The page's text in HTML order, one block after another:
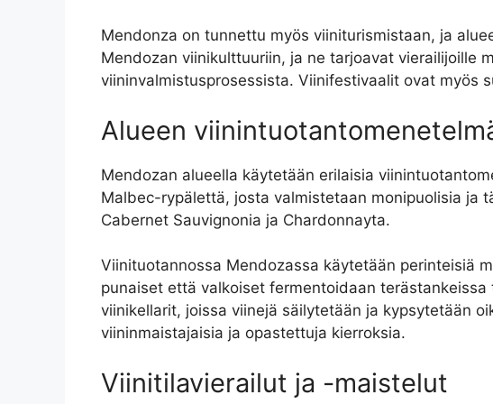
Mendonza on tunnettu myös viiniturismistaan, ja
Mendozan viinikulttuuriin, ja ne tarjoavat vierailijoille
viininvalmistusprosessista. Viinifestivaalit ovat myös
Alueen
Mendozan alueella käytetään erilaisia
Malbec-rypälettä, josta valmistetaan monipuolisia ja
Cabernet Sauvignonia ja Chardonnayta.
Viinituotannossa Mendozassa käytetään perinteisiä
punaiset että valkoiset fermentoidaan
viinikellarit, joissa viinejä säilytetään ja kypsytetään
viininmaistajaisia ja opastettuja kierroksia.
Viinitilavierailut ja -maistelut